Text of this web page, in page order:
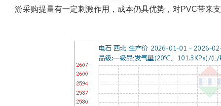
游采购提量有一定刺激作用，成本仍具优势，对PVC带来